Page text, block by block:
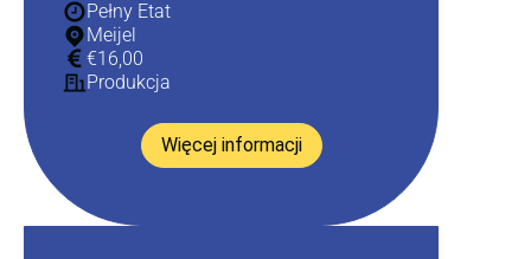
Pełny Etat
Meijel
€16,00
Produkcja
Więcej informacji